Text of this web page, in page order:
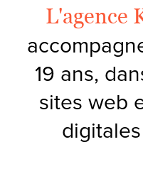
L'agence
19 ans,
sites web